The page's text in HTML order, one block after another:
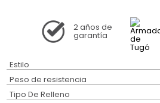
2 años de
garantía
Estilo
Peso de resistencia
Tipo De Relleno